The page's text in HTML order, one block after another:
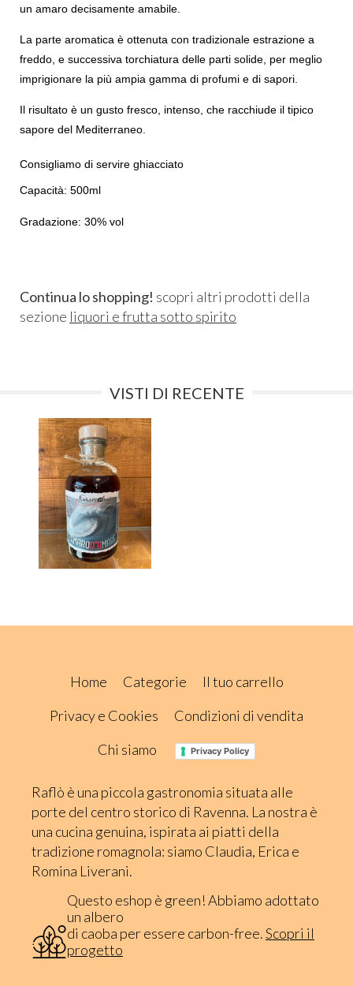
un amaro decisamente amabile.
La parte aromatica è ottenuta con tradizionale estrazione a
freddo, e successiva torchiatura delle parti solide, per meglio
imprigionare la più ampia gamma di profumi e di sapori.
Il risultato è un gusto fresco, intenso, che racchiude il tipico
sapore del Mediterraneo.
Consigliamo di servire ghiacciato
Capacità: 500ml
Gradazione: 30% vol
Continua lo shopping! scopri altri prodotti della
sezione liquori e frutta sotto spirito
VISTI DI RECENTE
Home Categorie
Il tuo carrello
Privacy e Cookies
Condizioni di vendita
Chi siamo
Privacy Policy
Raflò è una piccola gastronomia situata alle
porte del centro storico di Ravenna. La nostra è
una cucina genuina, ispirata ai piatti della
tradizione romagnola: siamo Claudia, Erica e
Romina Liverani.
Questo eshop è green! Abbiamo adottato
un albero
di caoba per essere carbon-free.Scopri il
progetto